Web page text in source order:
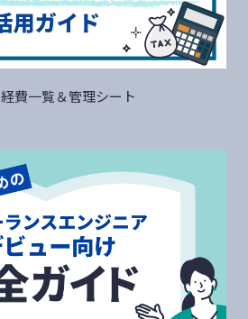
費一覧＆管理シート